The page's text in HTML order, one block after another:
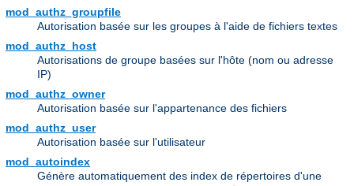
mod_authz_groupfile
Autorisation basée sur les groupes à l'aide de fichiers textes
mod_authz_host
Autorisations de groupe basées sur l'hôte (nom ou adresse
IP)
mod_authz_owner
Autorisation basée sur l'appartenance des fichiers
mod_authz_user
Autorisation basée sur l'utilisateur
mod_autoindex
Génère automatiquement des index de répertoires d'une